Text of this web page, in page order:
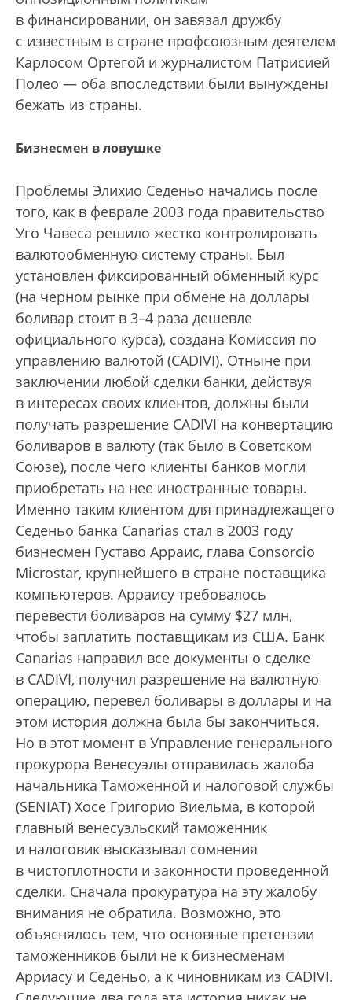
в финансировании, он завязал дружбу
с известным в стране профсоюзным деятелем
Карлосом Ортегой и журналистом Патрисией
Полео — оба впоследствии были вынуждены
бежать из страны.
Бизнесмен в ловушке
Проблемы Элихио Седеньо начались после
того, как в феврале 2003 года правительство
Уго Чавеса решило жестко контролировать
валютообменную систему страны. Был
установлен фиксированный обменный курс
(на черном рынке при обмене на доллары
боливар стоит в 3–4 раза дешевле
официального курса), создана Комиссия по
управлению валютой (CADIVI). Отныне при
заключении любой сделки банки, действуя
в интересах своих клиентов, должны были
получать разрешение CADIVI на конвертацию
боливаров в валюту (так было в Советском
Союзе), пос­ле чего клиенты банков могли
приобретать на нее иностранные товары.
Именно таким клиентом для принадлежащего
Седеньо банка Canarias стал в 2003 году
бизнесмен Густаво Арраис, глава Consorcio
Microstar, крупнейшего в стране поставщика
компьютеров. Арраису требовалось
перевести боливаров на сумму $27 млн,
чтобы заплатить поставщикам из США. Банк
Canarias направил все документы о сделке
в CADIVI, получил разрешение на валютную
операцию, перевел боливары в доллары и на
этом история должна была бы закончиться.
Но в этот момент в Управление генерального
прокурора Венесуэлы отправилась жалоба
начальника Таможенной и налоговой службы
(SENIAТ) Хосе Григорио Виельма, в которой
главный венесуэльский таможенник
и налоговик высказывал сомнения
в чистоплотности и законности проведенной
сделки. Сначала прокуратура на эту жалобу
внимания не обратила. Возможно, это
объяснялось тем, что основные претензии
таможенников были не к бизнесменам
Арриасу и Седеньо, а к чиновникам из CADIVI.